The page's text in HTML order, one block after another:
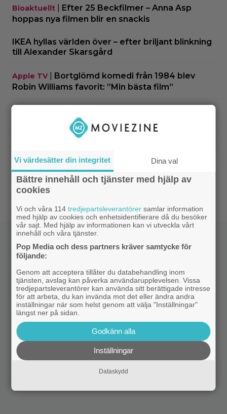
Bioaktuellt
Efter 25 Beckfilmer – Anna Asp
hoppas nya filmen blir en snackis
IKEA hyllas världen över – efter briljant blinkning
till Alexander Skarsgård
Apple TV|
Bortglömd komedi från 1984 blev
Robin Williams favorit: ”Min bästa film”
drama i ”Heated Rivalry” säsong 2
reklamskylt – PR-tricket som får LA att titta upp
Dokumentär|Hör Sveriges märkligaste skratt i
trailern till ”Bäst i världen”
Vi värdesätter din integritet Dina val
Bättre innehåll och tjänster med hjälp av
cookies
Vi och våra 114tredjepartsleverantörer samlar information
med hjälp av cookies och enhetsidentifierare då du besöker
vår sajt. Med hjälp av informationen kan vi utveckla vårt
innehåll och våra tjänster.
Pop Media och dess partners kräver samtycke för
följande:
Genom att acceptera tillåter du databehandling inom
tjänsten, avslag kan påverka användarupplevelsen. Vissa
tredjepartsleverantörer kan använda sitt berättigade intresse
för att arbeta, du kan invända mot det eller ändra andra
inställningar när som helst genom att välja "Inställningar"
längst ner på sidan.
Godkänn alla
Inställningar
Dataskydd